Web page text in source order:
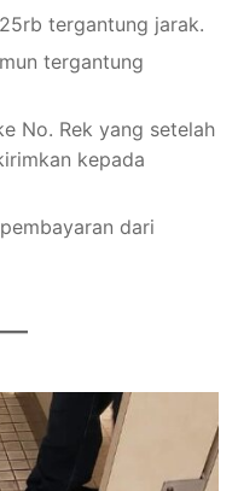
tergantung jarak.
tergantung
No. Rek yang setelah
kepada
dari